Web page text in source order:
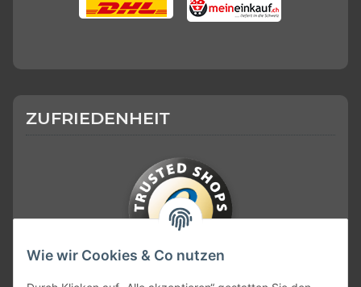
ZUFRIEDENHEIT
Wie wir Cookies & Co nutzen